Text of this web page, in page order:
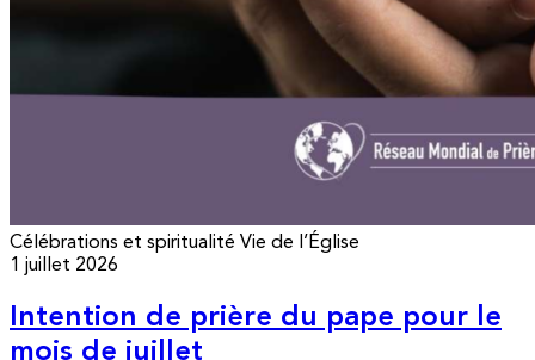
Célébrations et spiritualité Vie de l’Église
1 juillet 2026
Intention de prière du pape pour le
mois de juillet